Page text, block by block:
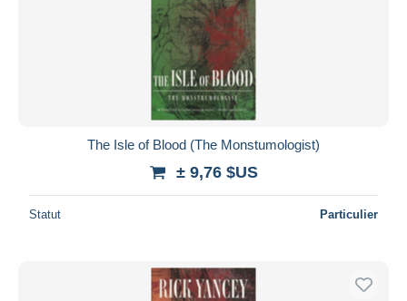
Appliquer
The Isle of Blood (The Monstumologist)
± 9,76 $US
Statut Particulier